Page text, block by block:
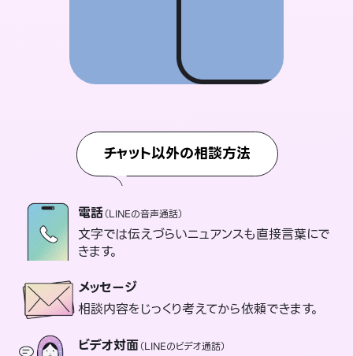
チャット以外の相談方法
電話（LINEの音声通話）
文字では伝えづらいニュアンスも直接言葉にで
きます。
メッセージ
相談内容をじっくり考えてから依頼できます。
ビデオ対面（LINEのビデオ通話）